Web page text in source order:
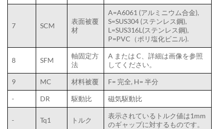
7 SCM
表面被覆
材
A=A6061 (アルミニウム合金),
S=SUS304 (ステンレス鋼),
L=SUS316L(ステンレス鋼),
P=PVC（ポリ塩化ビニル).
8 SFM
軸固定方
法
A または C、詳細は画像を参照
してください。
9 MC 材料被覆 F= 完全, H= 半分
- DR 駆動比 磁気駆動比
- Tq1 トルク
表示されているトルク値は1mm
のギャップに対するものです。